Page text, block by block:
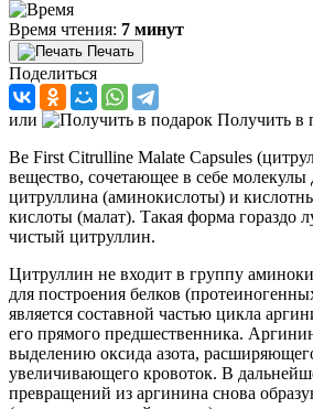
Время чтения: 7 минут
Печать
Поделиться
или
Получить в
Be First Citrulline Malate Capsules
вещество, сочетающее в себе молекулы
цитруллина (аминокислоты) и
кислоты (малат). Такая форма гораздо
чистый цитруллин.
Цитруллин не входит в группу
для построения белков
является составной частью цикла
его прямого предшественника.
выделению оксида азота,
увеличивающего кровоток. В
превращений из аргинина снова